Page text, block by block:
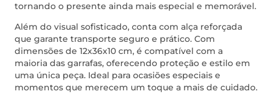
tornando o presente ainda mais especial e memorável.
Além do visual sofisticado, conta com alça reforçada
que garante transporte seguro e prático. Com
dimensões de 12x36x10 cm, é compatível com a
maioria das garrafas, oferecendo proteção e estilo em
uma única peça. Ideal para ocasiões especiais e
momentos que merecem um toque a mais de cuidado.